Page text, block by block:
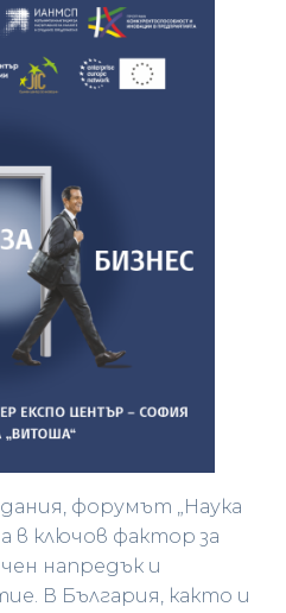
форумът „Наука
в ключов фактор за
напредък и
В България, както и